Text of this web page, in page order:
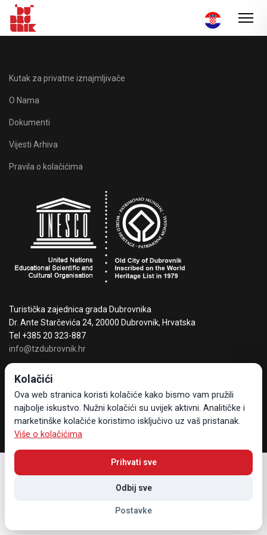
Kutak za privatne iznajmljivače
O Nama
Dokumenti
Vijesti Arhiva
Pravila o kolačićima
Turistička zajednica grada Dubrovnika
Dr. Ante Starčevića 24, 20000 Dubrovnik, Hrvatska
Tel +385 20 323-887
info@tzdubrovnik.hr
Sav sadržaj i materijal vlasništvo su Turističke zajednice grada
Dubrovnika © 2026 , Sva prava pridržana
Kolačići
Ova web stranica koristi kolačiće kako bismo vam pružili
najbolje iskustvo. Nužni kolačići su uvijek aktivni. Analitičke i
marketinške kolačiće koristimo isključivo uz vaš pristanak.
Više o kolačićima
Prihvati sve
Odbij sve
Postavke